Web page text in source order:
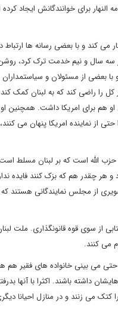
برای خوانندگانش ایجاد
کند و با بعضی رسانه ها ارتباط
سه سال و نیم خدمت ترک کرد،
بعضی از مسئولان و
راضی کند که به لبنان کمک کند.
او هم برای امریکا داشت. همچنین
از نماینده امریکا پنهان می
الله است که بر لبنان مسلط است
چقدر هم که بزک کنند فایده
از مجلس نمایندگانی هستند که
از سوی قوه قانونگذاری. ملت
می کنند.
حتی می بینی خانواده های فقیر هم
داشته باشند. اکثرا با آنها
کتک می زنند و در منازل احیانا